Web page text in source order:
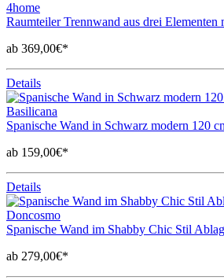
4home
Raumteiler Trennwand aus drei Elementen
ab 369,00€*
Details
Basilicana
Spanische Wand in Schwarz modern 120
ab 159,00€*
Details
Doncosmo
Spanische Wand im Shabby Chic Stil
ab 279,00€*